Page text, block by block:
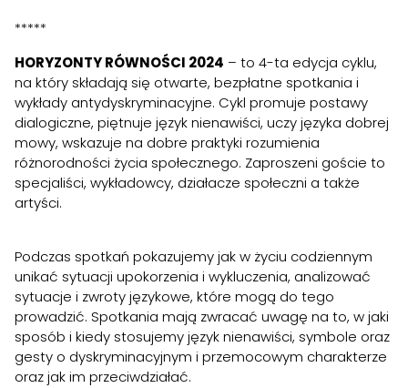
*****
HORYZONTY RÓWNOŚCI 2024 – to 4-ta edycja cyklu,
na który składają się otwarte, bezpłatne spotkania i
wykłady antydyskryminacyjne. Cykl promuje postawy
dialogiczne, piętnuje język nienawiści, uczy języka dobrej
mowy, wskazuje na dobre praktyki rozumienia
różnorodności życia społecznego. Zaproszeni goście to
specjaliści, wykładowcy, działacze społeczni a także
artyści.
Podczas spotkań pokazujemy jak w życiu codziennym
unikać sytuacji upokorzenia i wykluczenia, analizować
sytuacje i zwroty językowe, które mogą do tego
prowadzić. Spotkania mają zwracać uwagę na to, w jaki
sposób i kiedy stosujemy język nienawiści, symbole oraz
gesty o dyskryminacyjnym i przemocowym charakterze
oraz jak im przeciwdziałać.